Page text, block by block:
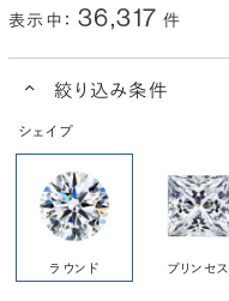
表示中： 36,317 件
絞り込み条件
シェイプ
ラウンド プリンセス